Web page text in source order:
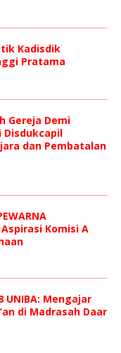
Kadisdik
Pratama
Gereja Demi
Disdukcapil
dan Pembatalan
Komisi A
UNIBA: Mengajar
di Madrasah Daar